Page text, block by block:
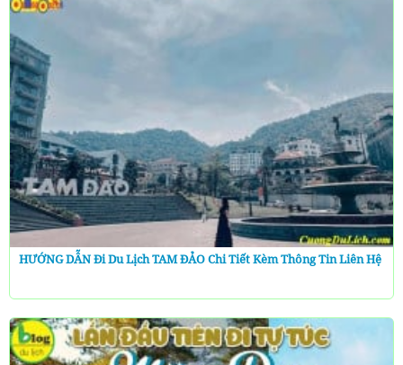
HƯỚNG DẪN Đi Du Lịch TAM ĐẢO Chi Tiết Kèm Thông Tin Liên Hệ